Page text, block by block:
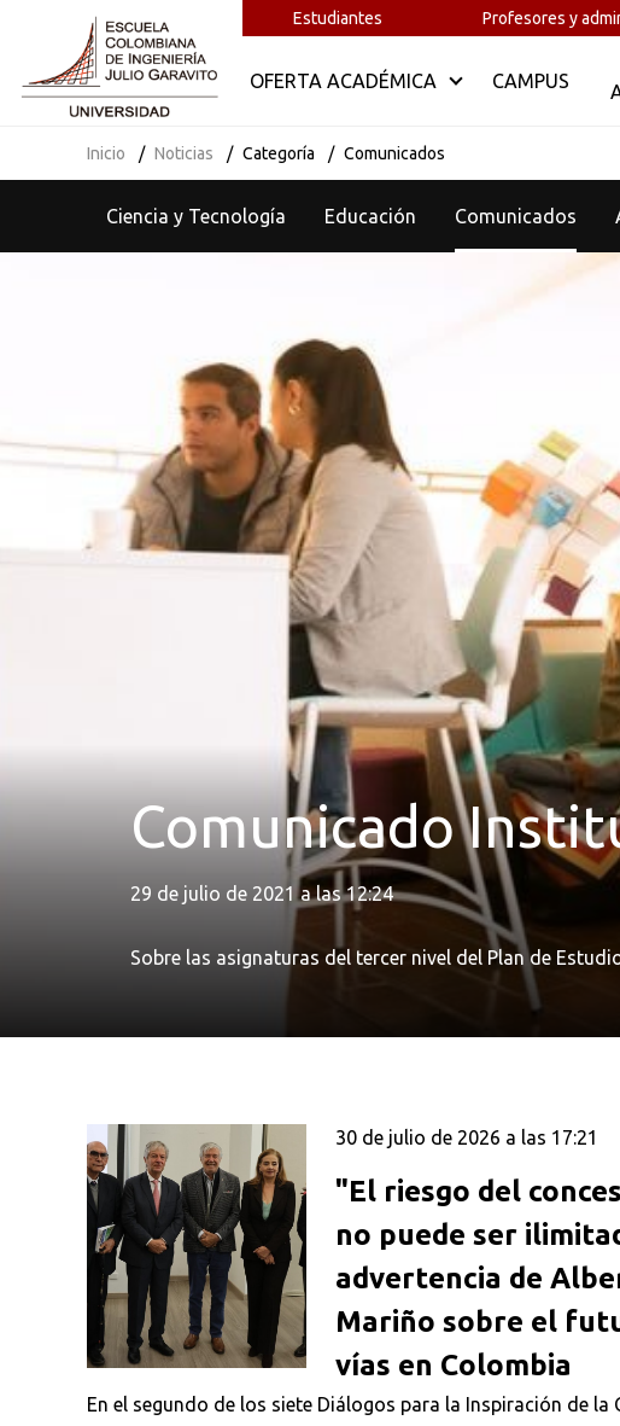
Estudiantes Profesores y
OFERTA ACADÉMICA CAMPUS
Inicio Noticias Categoría Comunicados
Ciencia y Tecnología Educación Comunicados
Comunicado
29 de julio de 2021 a las 12:24
Sobre las asignaturas del tercer nivel del Plan de
30 de julio de 2026 a las 17:21
"El riesgo del
no puede ser
advertencia de
Mariño sobre el
vías en Colombia
En el segundo de los siete Diálogos para la Inspiración de la